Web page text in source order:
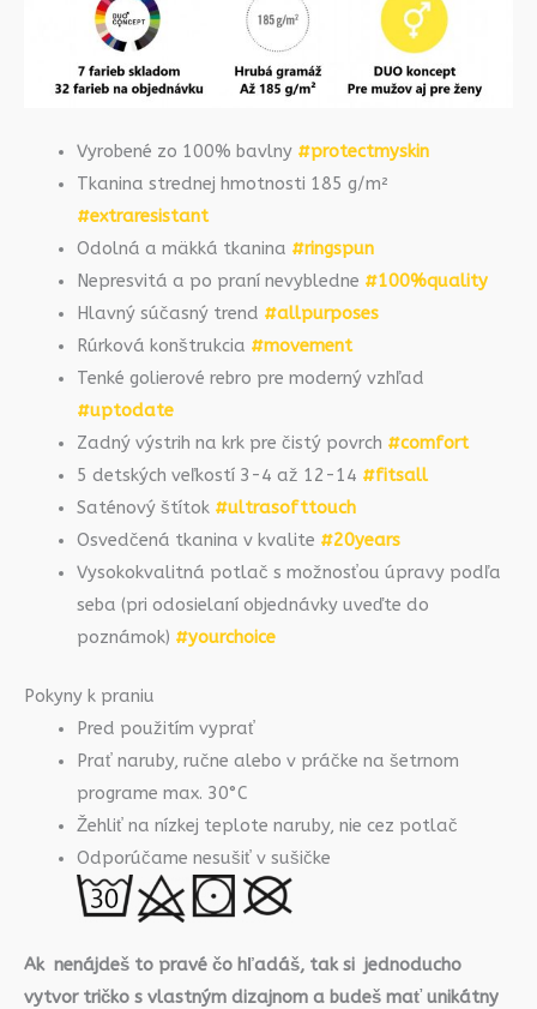
Vyrobené zo 100% bavlny #protectmyskin
Tkanina strednej hmotnosti 185 g/m²
#extraresistant
Odolná a mäkká tkanina #ringspun
Nepresvitá a po praní nevybledne #100%quality
Hlavný súčasný trend #allpurposes
Rúrková konštrukcia #movement
Tenké golierové rebro pre moderný vzhľad
#uptodate
Zadný výstrih na krk pre čistý povrch #comfort
5 detských veľkostí 3-4 až 12-14 #fitsall
Saténový štítok #ultrasofttouch
Osvedčená tkanina v kvalite #20years
Vysokokvalitná potlač s možnosťou úpravy podľa
seba (pri odosielaní objednávky uveďte do
poznámok) #yourchoice
Pokyny k praniu
Pred použitím vyprať
Prať naruby, ručne alebo v práčke na šetrnom
programe max. 30°C
Žehliť na nízkej teplote naruby, nie cez potlač
Odporúčame nesušiť v sušičke
Ak nenájdeš to pravé čo hľadáš, tak si jednoducho
vytvor tričko s vlastným dizajnom a budeš mať unikátny